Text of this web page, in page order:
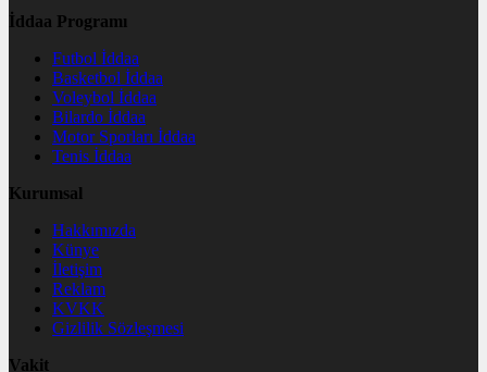
İddaa Programı
Futbol İddaa
Basketbol İddaa
Voleybol İddaa
Bilardo İddaa
Motor Sporları İddaa
Tenis İddaa
Kurumsal
Hakkımızda
Künye
İletişim
Reklam
KVKK
Gizlilik Sözleşmesi
Vakit